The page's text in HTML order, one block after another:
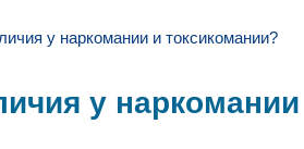
у наркомании и токсикомании?
у